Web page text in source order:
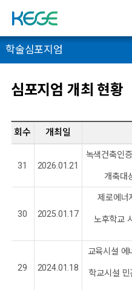
학술심포지엄
심포지엄 개최 현황
회수 개최일
31 2026.01.21
녹색건축인
개축대
30 2025.01.17
제로에너
노후학교
29 2024.01.18
교육시설 에
학교시설